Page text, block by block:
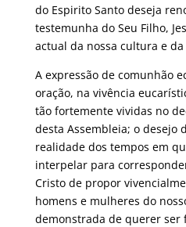
do Espirito Santo deseja
testemunha do Seu Filho,
actual da nossa cultura e
A expressão de comunhão
oração, na vivência
tão fortemente vividas no
desta Assembleia; o desejo
realidade dos tempos em
interpelar para
Cristo de propor
homens e mulheres do
demonstrada de querer ser